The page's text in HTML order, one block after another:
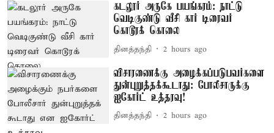
கடலூர் அருகே பயங்கரம்: நாட்டு
வெடிகுண்டு வீசி கார் டிரைவர்
கொடூரக் கொலை
தினத்தந்தி 2 hours ago
விசாரணைக்கு அழைக்கப்படுபவர்களை
துன்புறுத்தக்கூடாது: போலீசாருக்கு
ஐகோர்ட் உத்தரவு!
தினத்தந்தி 2 hours ago